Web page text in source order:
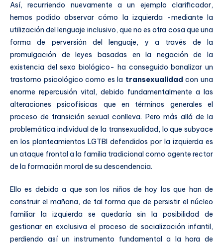
Así, recurriendo nuevamente a un ejemplo clarificador,
hemos podido observar cómo la izquierda -mediante la
utilización del lenguaje inclusivo, que no es otra cosa que una
forma de perversión del lenguaje, y a través de la
promulgación de leyes basadas en la negación de la
existencia del sexo biológico- ha conseguido banalizar un
trastorno psicológico como es la transexualidad con una
enorme repercusión vital, debido fundamentalmente a las
alteraciones psicofísicas que en términos generales el
proceso de transición sexual conlleva. Pero más allá de la
problemática individual de la transexualidad, lo que subyace
en los planteamientos LGTBI defendidos por la izquierda es
un ataque frontal a la familia tradicional como agente rector
de la formación moral de su descendencia.
Ello es debido a que son los niños de hoy los que han de
construir el mañana, de tal forma que de persistir el núcleo
familiar la izquierda se quedaría sin la posibilidad de
gestionar en exclusiva el proceso de socialización infantil,
perdiendo así un instrumento fundamental a la hora de